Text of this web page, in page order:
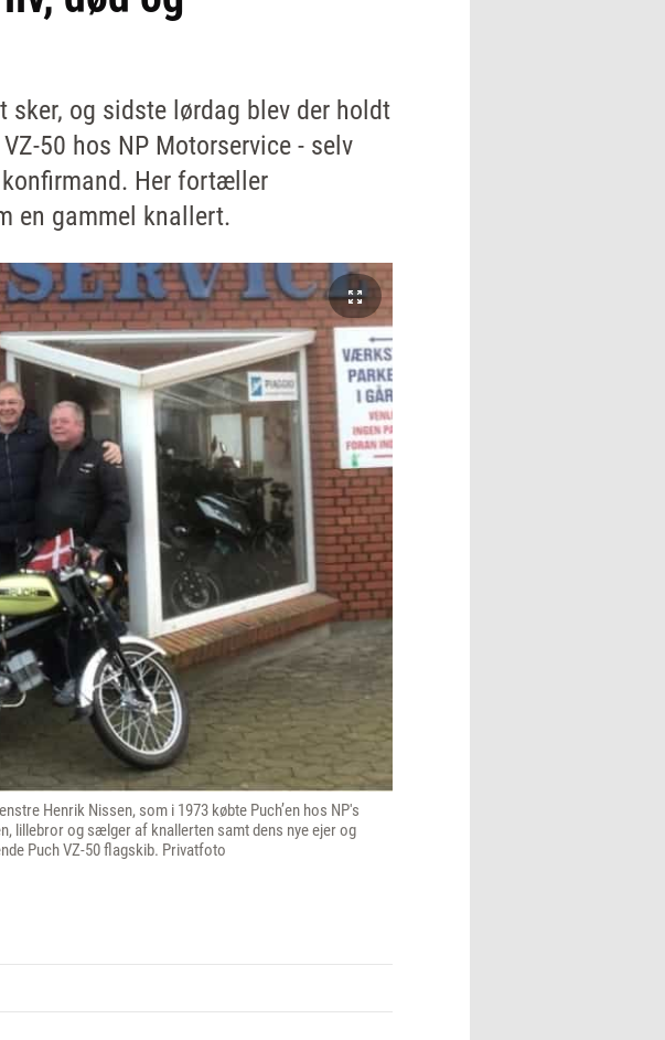
og sidste lørdag blev der holdt
50 hos NP Motorservice - selv
Her fortæller
en gammel knallert.
Henrik Nissen, som i 1973 købte Puch’en hos NP's
lillebror og sælger af knallerten samt dens nye ejer og
Puch VZ-50 flagskib. Privatfoto